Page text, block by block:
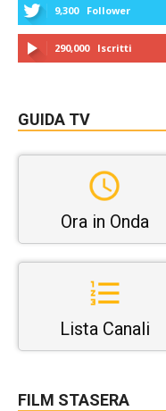
9,300 Follower
290,000 Iscritti
GUIDA TV
Ora in Onda
Lista Canali
FILM STASERA